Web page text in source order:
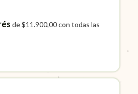
de$11.900,00con todas las